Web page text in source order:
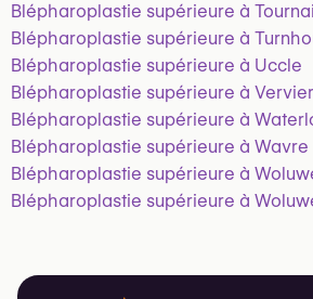
Blépharoplastie supérieure à Tournai
Blépharoplastie supérieure à
Blépharoplastie supérieure à Uccle
Blépharoplastie supérieure à
Blépharoplastie supérieure à
Blépharoplastie supérieure à Wavre
Blépharoplastie supérieure à
Blépharoplastie supérieure à